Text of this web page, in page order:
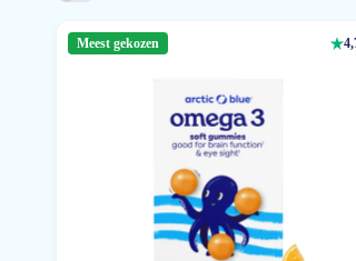
Meest gekozen